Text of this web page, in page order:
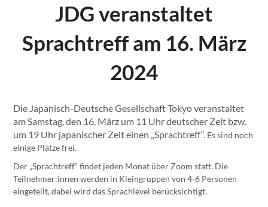
JDG veranstaltet
Sprachtreff am 16. März
2024
Die Japanisch-Deutsche Gesellschaft Tokyo veranstaltet
amSamstag, den 16. März um 11 Uhr deutscher Zeit bzw.
um 19 Uhr japanischer Zeit einen „Sprachtreff“. Es sind noch
einige Plätze frei.
Der „Sprachtreff“ findet jeden Monat über Zoom statt. Die
Teilnehmer:innen werden in Kleingruppen von 4-6 Personen
eingeteilt, dabei wird das Sprachlevel berücksichtigt.